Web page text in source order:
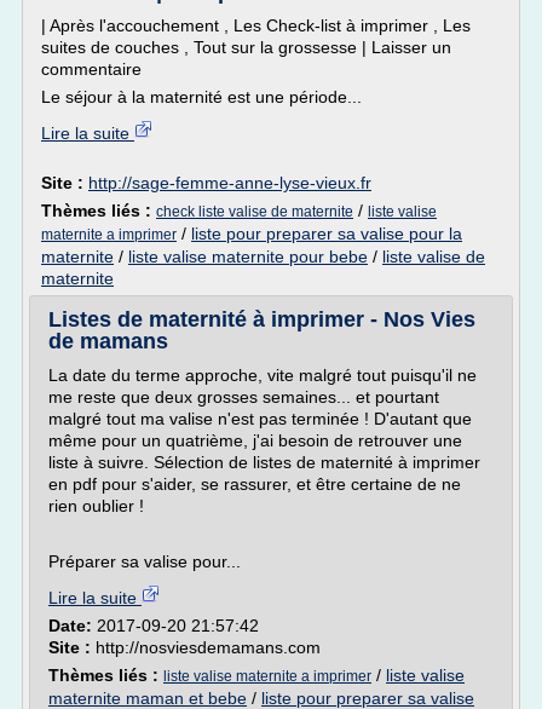
| Après l'accouchement , Les Check-list à imprimer , Les
suites de couches , Tout sur la grossesse | Laisser un
commentaire
Le séjour à la maternité est une période...
Lire la suite
Site : http://sage-femme-anne-lyse-vieux.fr
Thèmes liés : check liste valise de maternite / liste valise
maternite a imprimer / liste pour preparer sa valise pour la
maternite / liste valise maternite pour bebe / liste valise de
maternite
Listes de maternité à imprimer - Nos Vies
de mamans
La date du terme approche, vite malgré tout puisqu'il ne
me reste que deux grosses semaines... et pourtant
malgré tout ma valise n'est pas terminée ! D'autant que
même pour un quatrième, j'ai besoin de retrouver une
liste à suivre. Sélection de listes de maternité à imprimer
en pdf pour s'aider, se rassurer, et être certaine de ne
rien oublier !
Préparer sa valise pour...
Lire la suite
Date: 2017-09-20 21:57:42
Site : http://nosviesdemamans.com
Thèmes liés : liste valise maternite a imprimer / liste valise
maternite maman et bebe / liste pour preparer sa valise